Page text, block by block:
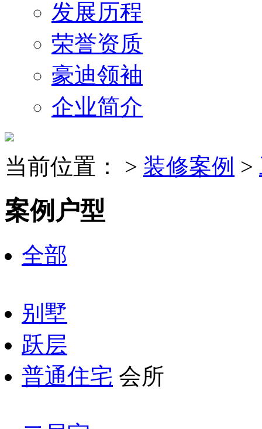
发展历程
荣誉资质
豪迪领袖
企业简介
当前位置： > 装修案例 >
案例户型
全部
别墅
跃层
普通住宅 会所